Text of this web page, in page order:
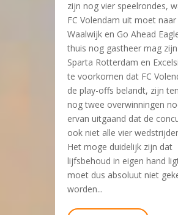
zijn nog vier speelrondes,
FC Volendam uit moet naar
Waalwijk en Go Ahead
thuis nog gastheer mag
Sparta Rotterdam en
te voorkomen dat FC
de play-offs belandt, zijn
nog twee overwinningen
ervan uitgaand dat de
ook niet alle vier
Het moge duidelijk zijn dat
lijfsbehoud in eigen hand
moet dus absoluut niet
worden...